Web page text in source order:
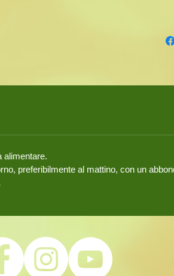
alimentare.
preferibilmente al mattino, con un